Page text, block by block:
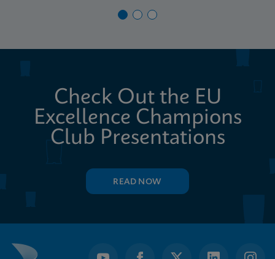
Check Out the EU
Excellence Champions
Club Presentations
READ NOW